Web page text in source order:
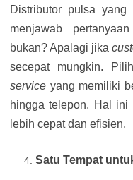
Distributor pulsa
menjawab
bukan? Apalagi jika
secepat mungkin.
service yang memiliki
hingga telepon. Hal ini
lebih cepat dan efisien.
Satu Tempat